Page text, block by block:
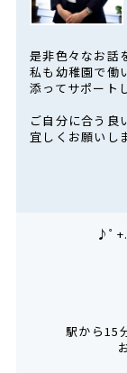
是非色々なお話
私も幼稚園で働
添ってサポート
ご自分に合う良
宜しくお願いし
♪ﾟ
駅から15